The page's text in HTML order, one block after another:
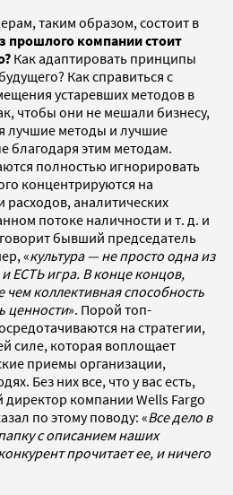
таким образом, состоит в
прошлого компании стоит
Как адаптировать принципы
Как справиться с
устаревших методов в
чтобы они не мешали бизнесу,
лучшие методы и лучшие
благодаря этим методам.
полностью игнорировать
концентрируются на
аналитических
потоке наличности и т. д. и
бывший председатель
«культура — не просто одна из
ЕСТЬ игра. В конце концов,
коллективная способность
ценности». Порой топ-
на стратегии,
силе, которая воплощает
приемы организации,
Без них все, что у вас есть,
компании Wells Fargo
по этому поводу: «Все дело в
с описанием наших
прочитает ее, и ничего